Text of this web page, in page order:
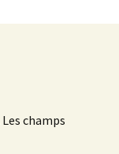
Les champs